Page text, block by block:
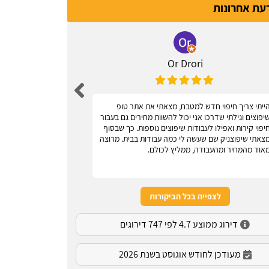
אחרונות
Or Drori
הייתי צריך חיפוי חדש למטבח, מצאתי את אתר טופ
שיפוצים וגילתי שדרכו אני יכול להשוות מחירים גם בעבור
חיפוי קירות ואפילו לעבודות שיפוצים נוספות. כך שבסוף
שיפוצניק שם שעשה לי כמה עבודות בבית. מרוצה
מהמחיר ומהעבודה, ממליץ לכולם.
לצפייה בכל הביקורות
דירוג ממוצע 4.7 לפי 747 דירוגים
מעודכן לחודש אוגוסט בשנת 2026